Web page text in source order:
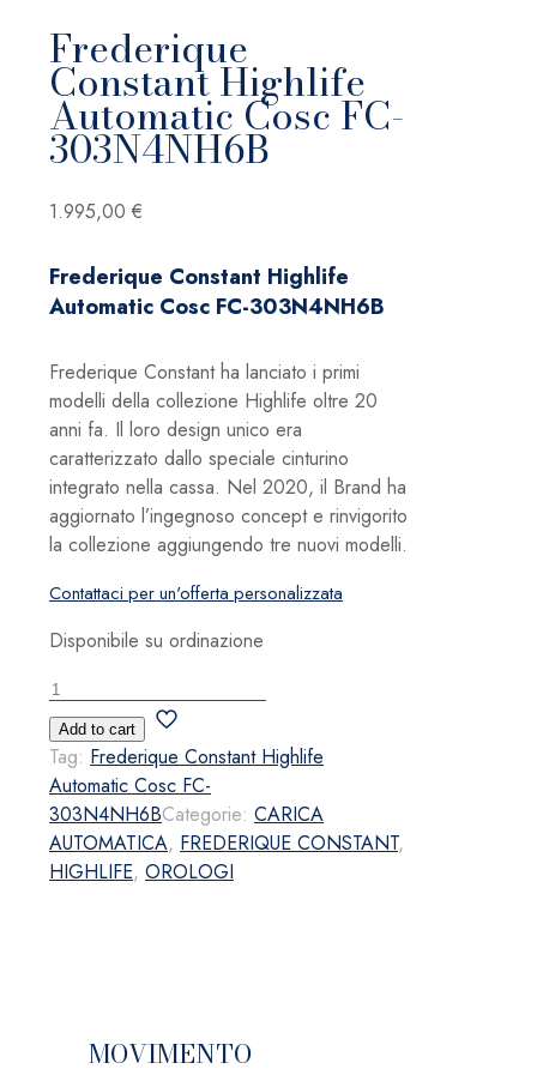
Frederique
Constant Highlife
Automatic Cosc FC-
303N4NH6B
1.995,00 €
Frederique Constant Highlife
Automatic Cosc FC-303N4NH6B
Frederique Constant ha lanciato i primi
modelli della collezione Highlife oltre 20
anni fa. Il loro design unico era
caratterizzato dallo speciale cinturino
integrato nella cassa. Nel 2020, il Brand ha
aggiornato l’ingegnoso concept e rinvigorito
la collezione aggiungendo tre nuovi modelli.
Contattaci per un'offerta personalizzata
Disponibile su ordinazione
Frederique
Constant
Highlife
Automatic
Cosc
FC-
303N4NH6B
quantità
Add to cart
Tag: Frederique Constant Highlife
Automatic Cosc FC-
303N4NH6BCategorie: CARICA
AUTOMATICA, FREDERIQUE CONSTANT,
HIGHLIFE, OROLOGI
MOVIMENTO